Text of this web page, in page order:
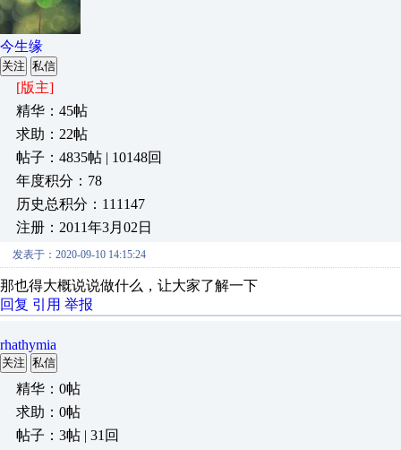
今生缘
关注 私信
[版主]
精华：45帖
求助：22帖
帖子：4835帖 | 10148回
年度积分：78
历史总积分：111147
注册：2011年3月02日
发表于：2020-09-10 14:15:24
那也得大概说说做什么，让大家了解一下
回复 引用 举报
rhathymia
关注 私信
精华：0帖
求助：0帖
帖子：3帖 | 31回